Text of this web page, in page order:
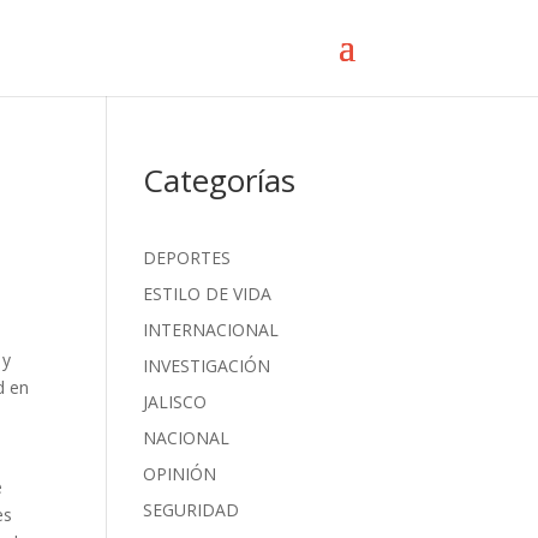
en
Categorías
DEPORTES
ESTILO DE VIDA
INTERNACIONAL
INVESTIGACIÓN
JALISCO
NACIONAL
OPINIÓN
SEGURIDAD